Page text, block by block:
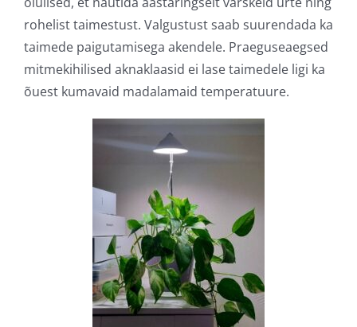
rohelist taimestust. Valgustust saab suurendada ka
taimede paigutamisega akendele. Praeguseaegsed
mitmekihilised aknaklaasid ei lase taimedele ligi ka
õuest kumavaid madalamaid temperatuure.